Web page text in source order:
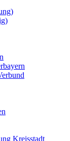
Kreisstadt